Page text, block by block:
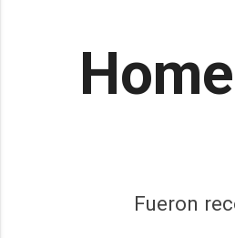
Fueron